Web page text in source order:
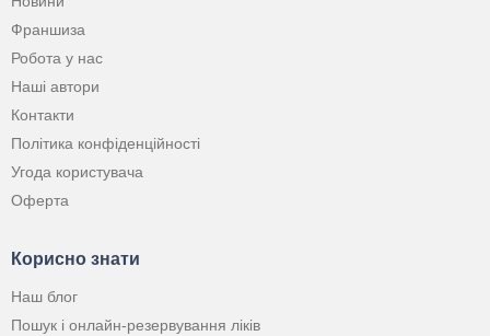
Франшиза
Робота у нас
Наші автори
Контакти
Політика конфіденційності
Угода користувача
Оферта
Корисно знати
Наш блог
Пошук і онлайн-резервування ліків